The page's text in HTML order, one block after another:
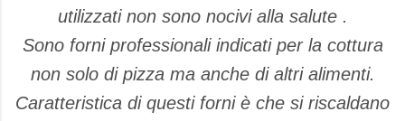
utilizzati non sono nocivi alla salute .
Sono forni professionali indicati per la cottura
non solo di pizza ma anche di altri alimenti.
Caratteristica di questi forni è che si riscaldano